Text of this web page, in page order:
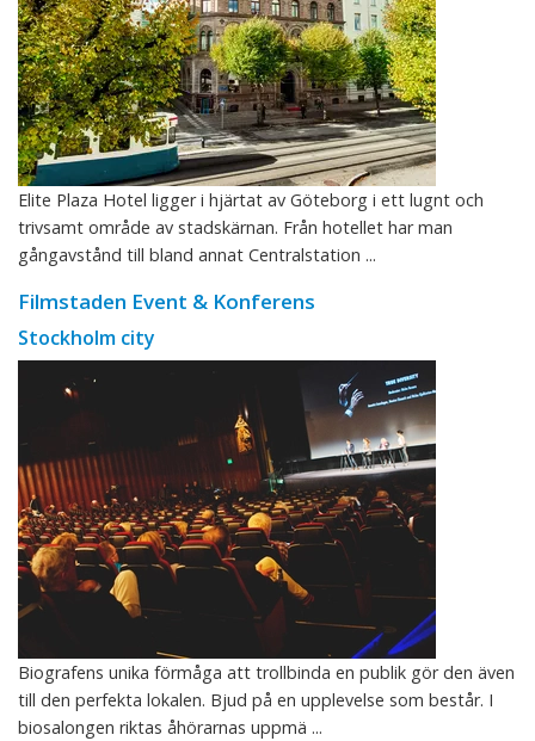
Elite Plaza Hotel ligger i hjärtat av Göteborg i ett lugnt och
trivsamt område av stadskärnan. Från hotellet har man
gångavstånd till bland annat Centralstation ...
Filmstaden Event & Konferens
Stockholm city
Biografens unika förmåga att trollbinda en publik gör den även
till den perfekta lokalen. Bjud på en upplevelse som består. I
biosalongen riktas åhörarnas uppmä ...